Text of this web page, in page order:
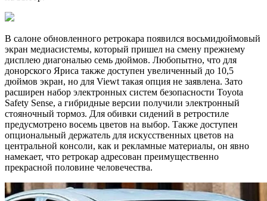
В салоне обновленного ретрокара появился восьмидюймовый
экран медиасистемы, который пришел на смену прежнему
дисплею диагональю семь дюймов. Любопытно, что для
донорского Яриса также доступен увеличенный до 10,5
дюймов экран, но для Viewt такая опция не заявлена. Зато
расширен набор электронных систем безопасности Toyota
Safety Sense, а гибридные версии получили электронный
стояночный тормоз. Для обивки сидений в ретростиле
предусмотрено восемь цветов на выбор. Также доступен
опциональный держатель для искусственных цветов на
центральной консоли, как и рекламные материалы, он явно
намекает, что ретрокар адресован преимущественно
прекрасной половине человечества.